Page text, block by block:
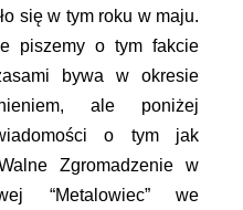
się w tym roku w maju.
piszemy o tym fakcie
bywa w okresie
ale poniżej
o tym jak
Zgromadzenie w
“Metalowiec” we